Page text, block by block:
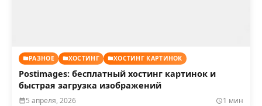
РАЗНОЕ ХОСТИНГ ХОСТИНГ КАРТИНОК
Postimages: бесплатный хостинг картинок и
быстрая загрузка изображений
5 апреля, 2026 1 мин